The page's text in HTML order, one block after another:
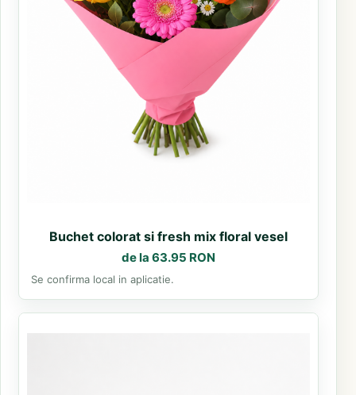
Buchet colorat si fresh mix floral vesel
de la 63.95 RON
Se confirma local in aplicatie.